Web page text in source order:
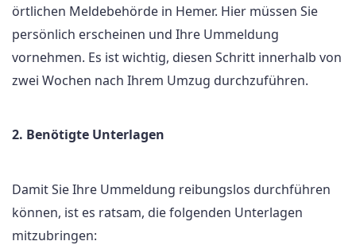
örtlichen Meldebehörde in Hemer. Hier müssen Sie
persönlich erscheinen und Ihre Ummeldung
vornehmen. Es ist wichtig, diesen Schritt innerhalb von
zwei Wochen nach Ihrem Umzug durchzuführen.
2. Benötigte Unterlagen
Damit Sie Ihre Ummeldung reibungslos durchführen
können, ist es ratsam, die folgenden Unterlagen
mitzubringen: